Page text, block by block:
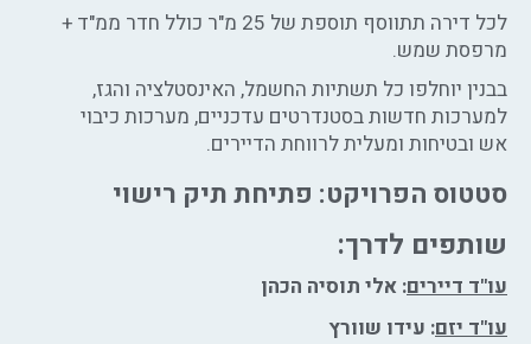
לכל דירה תתווסף תוספת של 25 מ"ר כולל חדר ממ"ד +
מרפסת שמש.
בבנין יוחלפו כל תשתיות החשמל, האינסטלציה והגז,
למערכות חדשות בסטנדרטים עדכניים, מערכות כיבוי
אש ובטיחות ומעלית לרווחת הדיירים.
סטטוס הפרויקט: פתיחת תיק רישוי
שותפים לדרך:
עו"ד דיירים: אלי תוסיה הכהן
עו"ד יזם: עידו שוורץ